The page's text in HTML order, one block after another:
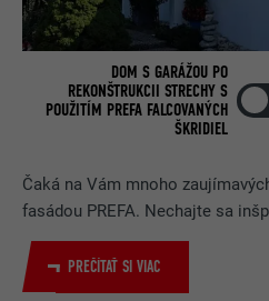
Čaká na Vám mnoho
fasádou PREFA. Nechajte sa
PREČÍTAŤ SI VIAC
DOM S GARÁŽOU PO
REKONŠTRUKCII STRECHY S
POUŽITÍM PREFA FALCOVANÝCH
ŠKRIDIEL
DOBA TRVANIA 2 roky
ÚČEL
Používa ho
LinkedIn
vložených
NÁZOV bscookie